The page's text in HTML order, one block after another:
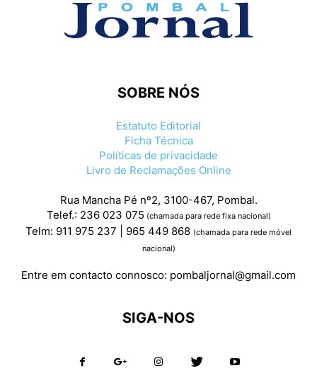
SOBRE NÓS
Estatuto Editorial
Ficha Técnica
Políticas de privacidade
Livro de Reclamações Online
Rua Mancha Pé nº2, 3100-467, Pombal.
Telef.: 236 023 075 (chamada para rede fixa nacional)
Telm: 911 975 237 | 965 449 868 (chamada para rede móvel
nacional)
Entre em contacto connosco: pombaljornal@gmail.com
SIGA-NOS